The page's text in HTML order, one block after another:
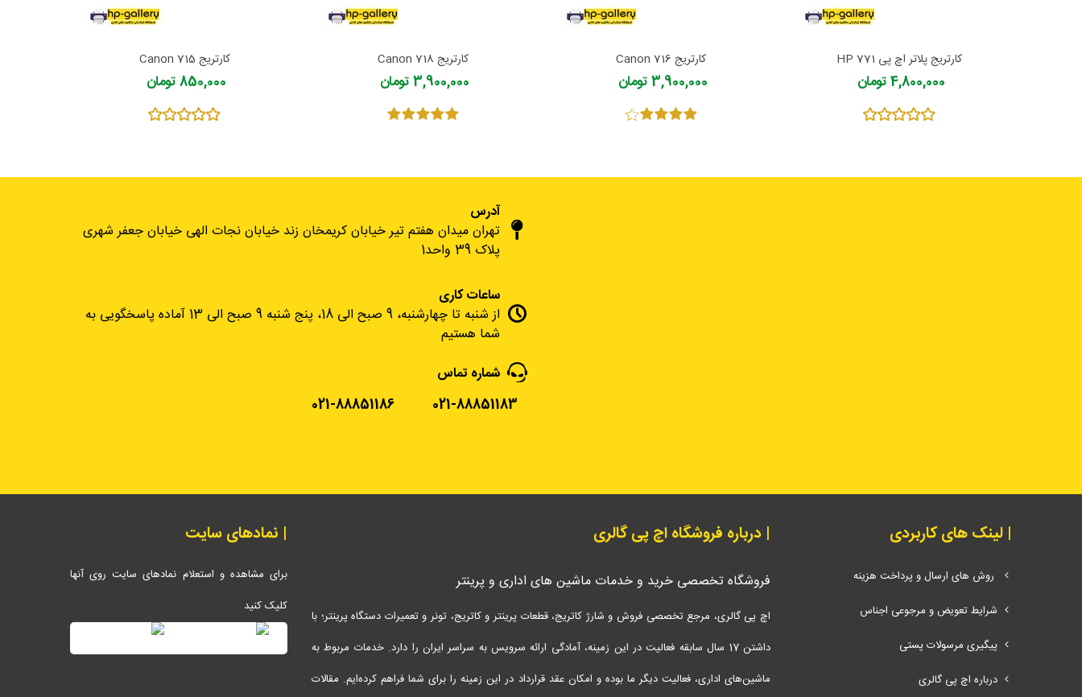
کارتریج پلاتر اچ پی 771 HP
4,800,000 تومان
کارتریج 716 Canon
3,900,000 تومان
کارتریج Canon 718
3,900,000 تومان
کارتریج Canon 715
850,000 تومان
آدرس
تهران میدان هفتم تیر خیابان کریمخان زند خیابان نجات الهی خیابان جعفر شهری
پلاک 39 واحد1
ساعات کاری
از شنبه تا چهارشنبه، 9 صبح الی 18، پنج شنبه 9 صبح الی 13 آماده پاسخگویی به
شما هستیم
شماره تماس
021-88851183
021-88851186
| لینک های کاربردی
روش های ارسال و پرداخت هزینه
شرایط تعویض و مرجوعی اجناس
پیگیری مرسولات پستی
درباره اچ پی گالری
| درباره فروشگاه اچ پی گالری
فروشگاه تخصصی خرید و خدمات ماشین های اداری و پرینتر
اچ پی گالری، مرجع تخصصی فروش و شارژ کاتریج، قطعات پرینتر و کاتریج، تونر و تعمیرات دستگاه پرینتر؛ با
داشتن 17 سال سابقه فعالیت در این زمینه، آمادگی ارائه سرویس‌ به سراسر ایران را دارد. خدمات مربوط به
ماشین‌های اداری، فعالیت دیگر ما بوده و امکان عقد قرارداد در این زمینه را برای شما فراهم کرده‌ایم. مقالات
| نمادهای سایت
برای مشاهده و استعلام نمادهای سایت روی آنها
کلیک کنید